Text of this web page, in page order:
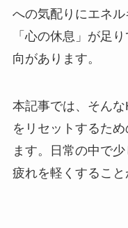
への気配りにエネル
「心の休息」が足
向があります。
本記事では、そん
をリセットするた
ます。日常の中で
疲れを軽くすること